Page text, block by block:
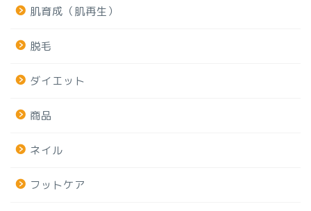
肌育成（肌再生）
脱毛
ダイエット
商品
ネイル
フットケア